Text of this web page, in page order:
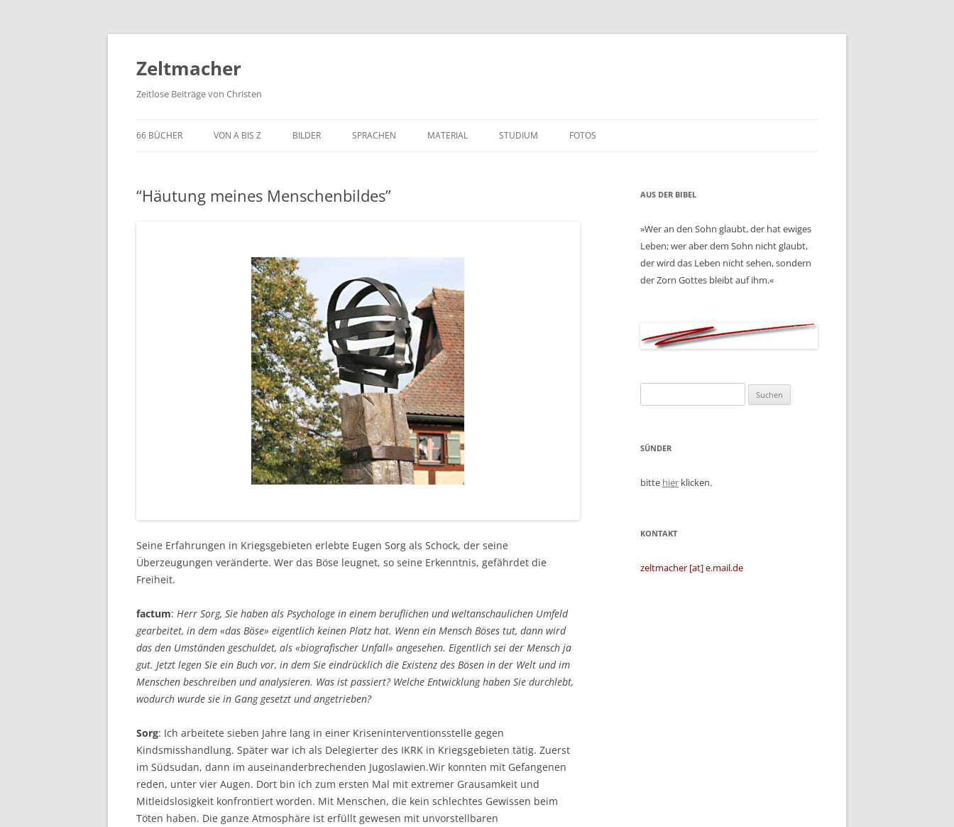
Zum
springen
Zeltmacher
Zeitlose Beiträge von Christen
66 BÜCHER VON A BIS Z BILDER SPRACHEN MATERIAL STUDIUM FOTOS
“Häutung meines Menschenbildes”
Seine Erfahrungen in Kriegsgebieten erlebte Eugen Sorg als Schock, der seine
Überzeugungen veränderte. Wer das Böse leugnet, so seine Erkenntnis, gefährdet die
Freiheit.
factum: Herr Sorg, Sie haben als Psychologe in einem beruflichen und weltanschaulichen Umfeld
gearbeitet, in dem «das Böse» eigentlich keinen Platz hat. Wenn ein Mensch Böses tut, dann wird
das den Umständen geschuldet, als «biografischer Unfall» angesehen. Eigentlich sei der Mensch ja
gut. Jetzt legen Sie ein Buch vor, in dem Sie eindrücklich die Existenz des Bösen in der Welt und im
Menschen beschreiben und analysieren. Was ist passiert? Welche Entwicklung haben Sie durchlebt,
wodurch wurde sie in Gang gesetzt und angetrieben?
Sorg: Ich arbeitete sieben Jahre lang in einer Kriseninterventionsstelle gegen
Kindsmisshandlung. Später war ich als Delegierter des IKRK in Kriegsgebieten tätig. Zuerst
im Südsudan, dann im auseinanderbrechenden Jugoslawien.Wir konnten mit Gefangenen
reden, unter vier Augen. Dort bin ich zum ersten Mal mit extremer Grausamkeit und
Mitleidslosigkeit konfrontiert worden. Mit Menschen, die kein schlechtes Gewissen beim
Töten haben. Die ganze Atmosphäre ist erfüllt gewesen mit unvorstellbaren
AUS DER BIBEL
»Wer an den Sohn glaubt, der hat ewiges
Leben; wer aber dem Sohn nicht glaubt,
der wird das Leben nicht sehen, sondern
der Zorn Gottes bleibt auf ihm.«
nach:
SÜNDER
bitte hier klicken.
KONTAKT
zeltmacher [at] e.mail.de